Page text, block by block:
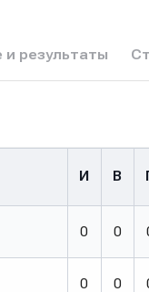
и результаты
И В
0 0
0 0